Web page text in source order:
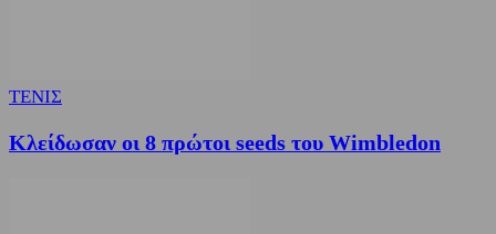
ΤΕΝΙΣ
Κλείδωσαν οι 8 πρώτοι seeds του Wimbledon